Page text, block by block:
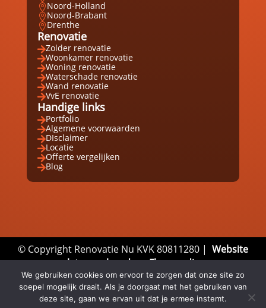
Noord-Holland
Noord-Brabant
Drenthe
Renovatie
Zolder renovatie
Woonkamer renovatie
Woning renovatie
Waterschade renovatie
Wand renovatie
VvE renovatie
Handige links
Portfolio
Algemene voorwaarden
DIsclaimer
Locatie
Offerte vergelijken
Blog
© Copyright Renovatie Nu KVK 80811280 | Website
laten maken door Flexamedia
Privacyverklaring|Disclaimer| Algemene
Voorwaarden
We gebruiken cookies om ervoor te zorgen dat onze site zo
soepel mogelijk draait. Als je doorgaat met het gebruiken van
deze site, gaan we ervan uit dat je ermee instemt.